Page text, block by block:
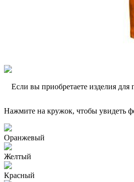
Если вы приобретаете изделия
Нажмите на кружок, чтобы увидеть
Оранжевый
Желтый
Красный